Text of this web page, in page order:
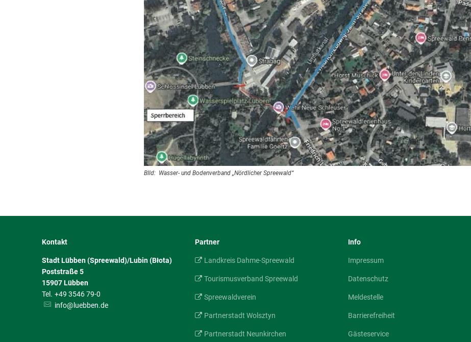
BIld: Wasser- und Bodenverband „Nördlicher Spreewald“
Kontakt
Stadt Lübben (Spreewald)/Lubin (Błota)
Poststraße 5
15907Lübben
+49 3546 79-0
info@luebben.de
Partner
Landkreis Dahme-Spreewald
Tourismusverband Spreewald
Spreewaldverein
Partnerstadt Wolsztyn
Partnerstadt Neunkirchen
Info
Impressum
Datenschutz
Meldestelle
Barrierefreiheit
Gästeservice